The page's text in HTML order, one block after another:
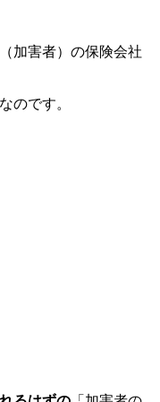
加害者）の保険会社
のです。